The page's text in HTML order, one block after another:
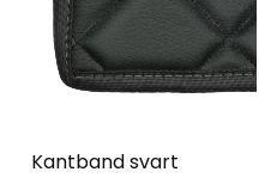
Kantband svart